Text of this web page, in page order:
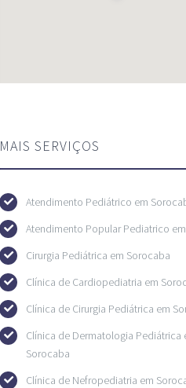
MAIS SERVIÇOS
Atendimento Pediátrico em
Atendimento Popular Pediatrico
Cirurgia Pediátrica em Sorocaba
Clínica de Cardiopediatria em
Clínica de Cirurgia Pediátrica em
Clínica de Dermatologia Pediátrica
Sorocaba
Clínica de Nefropediatria em